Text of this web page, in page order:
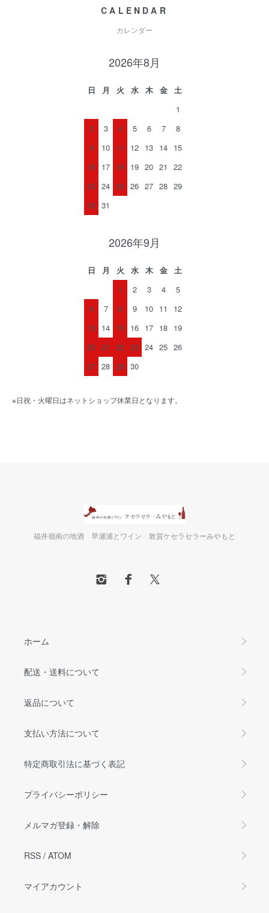
CALENDAR
カレンダー
2026年8月
日 月 火 水 木 金
土
1
2
3 4 5 6 7
8
9
10 11 12 13 14 15
16 17 18 19 20 21
22
23 24 25 26 27 28 29
30 31
2026年9月
日 月 火 水 木 金
土
1
2 3 4
5
6
7 8 9 10 11
12
13 14 15 16 17 18 19
20 21 22 23 24 25 26
27 28 29 30
※日祝・火曜日はネットショップ休業日となります。
福井嶺南の地酒 早瀬浦とワイン 敦賀ケセラセラーみやもと
ホーム
配送・送料について
返品について
支払い方法について
特定商取引法に基づく表記
プライバシーポリシー
メルマガ登録・解除
RSS / ATOM
マイアカウント